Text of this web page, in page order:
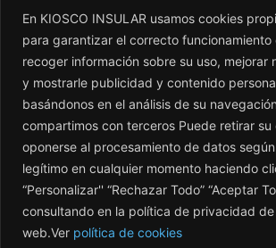
En KIOSCO INSULAR usamos cookies
para garantizar el correcto funcionamiento
recoger información sobre su uso, mejorar
y mostrarle publicidad y contenido
basándonos en el análisis de su
compartimos con terceros Puede retirar su
oponerse al procesamiento de datos
legítimo en cualquier momento haciendo
“Personalizar'' “Rechazar Todo” “Aceptar
consultando en la política de privacidad
web.Ver política de cookies
dependemos de subvenciones y nosotros si
los periódicos no cuentan. El único periódico
Contacto:redaccion@kioscoinsular.com
SÍGANOS